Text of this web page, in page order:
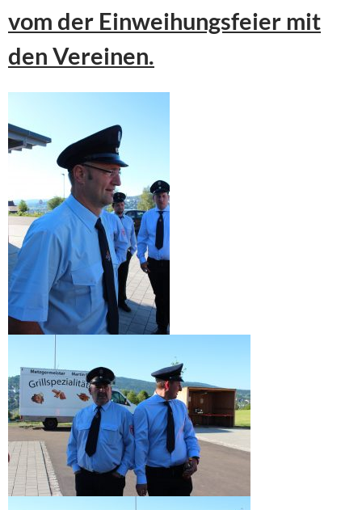
vom der Einweihungsfeier mit
den Vereinen.